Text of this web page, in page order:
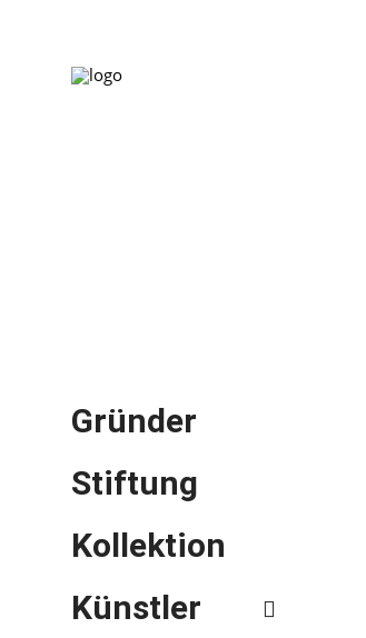
Gründer
Stiftung
Kollektion
Künstler